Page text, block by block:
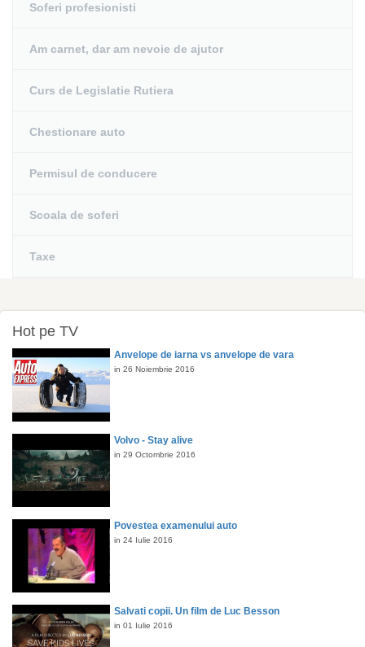
Soferi profesionisti
Am carnet, dar am nevoie de ajutor
Curs de Legislatie Rutiera
Chestionare auto
Permisul de conducere
Scoala de soferi
Taxe
Hot pe TV
Anvelope de iarna vs anvelope de vara
in 26 Noiembrie 2016
Volvo - Stay alive
in 29 Octombrie 2016
Povestea examenului auto
in 24 Iulie 2016
Salvati copii. Un film de Luc Besson
in 01 Iulie 2016